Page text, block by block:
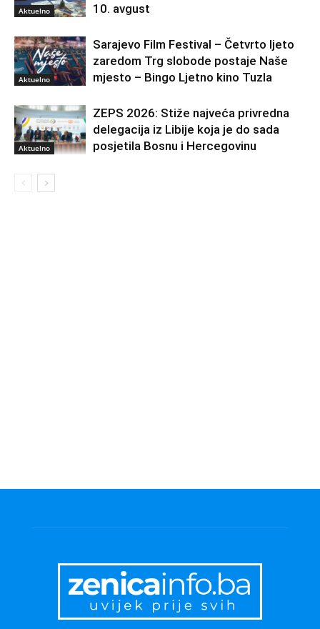
Aktuelno
10. avgust
Aktuelno
Sarajevo Film Festival – Četvrto ljeto
zaredom Trg slobode postaje Naše
mjesto – Bingo Ljetno kino Tuzla
Aktuelno
ZEPS 2026: Stiže najveća privredna
delegacija iz Libije koja je do sada
posjetila Bosnu i Hercegovinu